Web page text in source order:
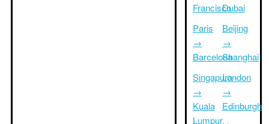
Francisco
Paris
→
Barcelona
Singapura
→
Kuala
Lumpur
Dubai
Beijing
→
Shanghai
London
→
Edinburgh